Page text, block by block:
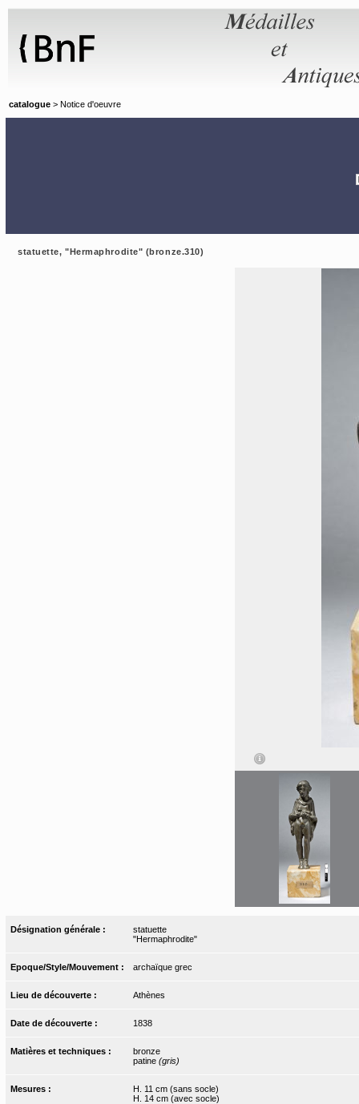
catalogue > Notice d'oeuvre
statuette, "Hermaphrodite" (bronze.310)
Désignation générale :
statuette
"Hermaphrodite"
Epoque/Style/Mouvement : archaïque grec
Lieu de découverte : Athènes
Date de découverte : 1838
Matières et techniques :
bronze
patine (gris)
Mesures :
H. 11 cm (sans socle)
H. 14 cm (avec socle)